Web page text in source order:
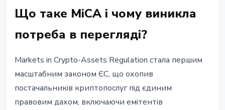
Що таке MiCA і чому виникла
потреба в перегляді?
Markets in Crypto-Assets Regulation стала першим
масштабним законом ЄС, що охопив
постачальників криптопослуг під єдиним
правовим дахом, включаючи емітентів